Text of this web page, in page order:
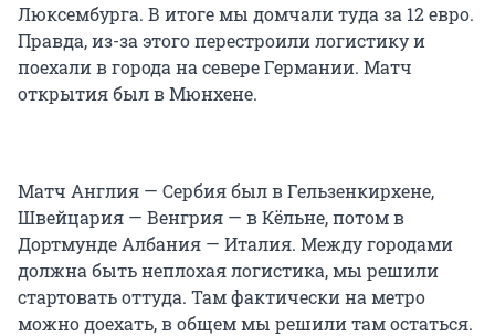
Люксембурга. В итоге мы домчали туда за 12 евро.
Правда, из-за этого перестроили логистику и
поехали в города на севере Германии. Матч
открытия был в Мюнхене.
Матч Англия — Сербия был в Гельзенкирхене,
Швейцария — Венгрия — в Кёльне, потом в
Дортмунде Албания — Италия. Между городами
должна быть неплохая логистика, мы решили
стартовать оттуда. Там фактически на метро
можно доехать, в общем мы решили там остаться.